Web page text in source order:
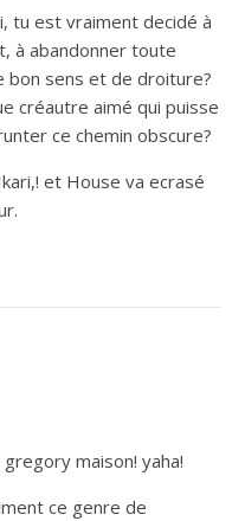
tu est vraiment decidé à
à abandonner toute
bon sens et de droiture?
créautre aimé qui puisse
ce chemin obscure?
et House va ecrasé
maison! yaha!
ce genre de